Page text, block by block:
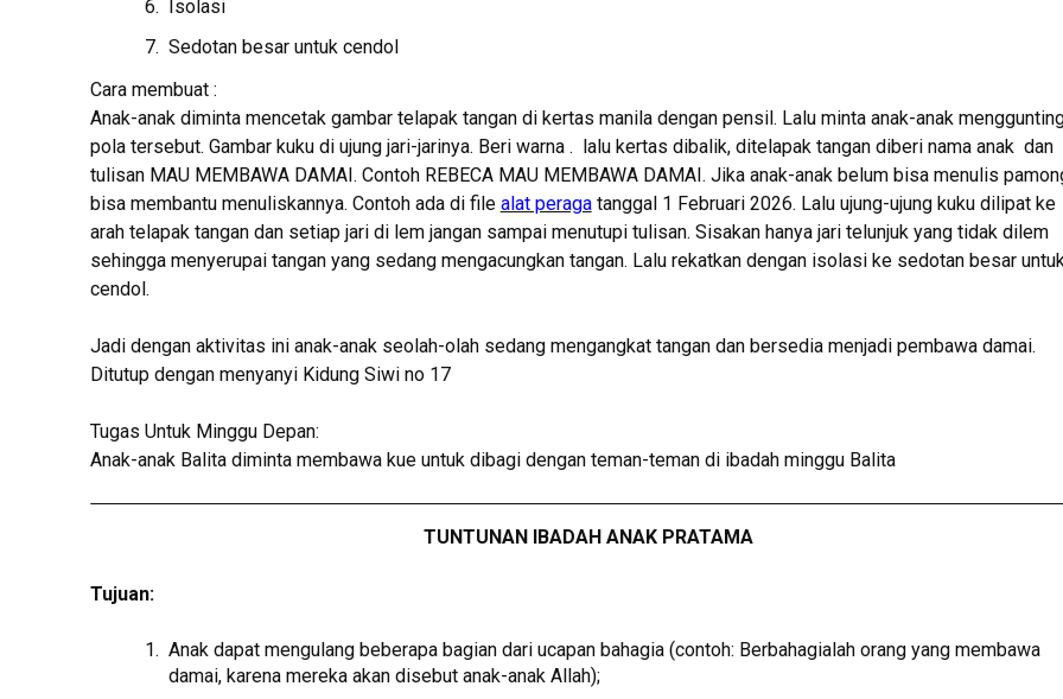
Isolasi
Sedotan besar untuk cendol
Cara membuat :
Anak-anak diminta mencetak gambar telapak tangan di kertas manila dengan pensil. Lalu minta anak-anak
pola tersebut. Gambar kuku di ujung jari-jarinya. Beri warna . lalu kertas dibalik, ditelapak tangan diberi nama anak dan
tulisan MAU MEMBAWA DAMAI. Contoh REBECA MAU MEMBAWA DAMAI. Jika anak-anak belum bisa menulis
bisa membantu menuliskannya. Contoh ada di file alat peragatanggal 1 Februari 2026. Lalu ujung-ujung kuku dilipat ke
arah telapak tangan dan setiap jari di lem jangan sampai menutupi tulisan. Sisakan hanya jari telunjuk yang tidak dilem
sehingga menyerupai tangan yang sedang mengacungkan tangan. Lalu rekatkan dengan isolasi ke sedotan besar
cendol.
Jadi dengan aktivitas ini anak-anak seolah-olah sedang mengangkat tangan dan bersedia menjadi pembawa damai.
Ditutup dengan menyanyi Kidung Siwi no 17
Tugas Untuk Minggu Depan:
Anak-anak Balita diminta membawa kue untuk dibagi dengan teman-teman di ibadah minggu Balita
TUNTUNAN IBADAH ANAK PRATAMA
Tujuan:
Anak dapat mengulang beberapa bagian dari ucapan bahagia (contoh: Berbahagialah orang yang membawa
damai, karena mereka akan disebut anak-anak Allah);